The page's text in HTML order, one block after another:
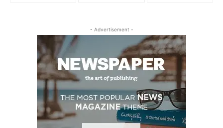
- Advertisement -